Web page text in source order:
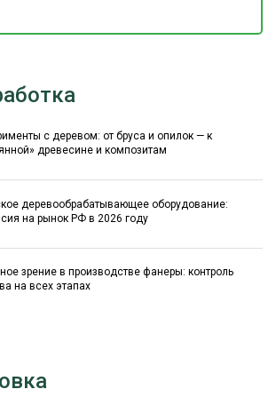
с деревом: от бруса и опилок — к
древесине и композитам
деревообрабатывающее оборудование:
на рынок РФ в 2026 году
зрение в производстве фанеры: контроль
на всех этапах